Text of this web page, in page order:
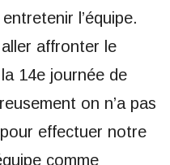
l’équipe.
affronter le
14e journée de
on n’a pas
effectuer notre
comme